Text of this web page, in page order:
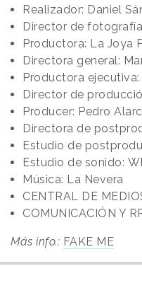
Realizador: Daniel
Director de
Productora: La Joya
Directora general:
Productora
Director de
Producer: Pedro
Directora de
Estudio de
Estudio de sonido:
Música: La Nevera
CENTRAL DE
COMUNICACIÓN Y
Más info.: FAKE ME